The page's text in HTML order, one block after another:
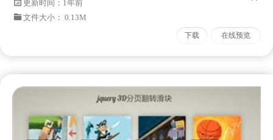
更新时间： 1年前
文件大小： 0.13M
下载 在线预览